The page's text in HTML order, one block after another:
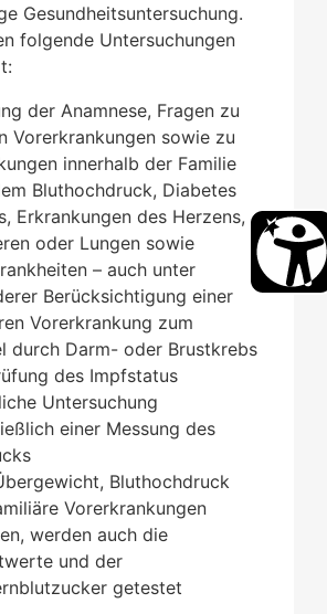
Gesundheitsuntersuchung.
folgende Untersuchungen
der Anamnese, Fragen zu
Vorerkrankungen sowie zu
innerhalb der Familie
Bluthochdruck, Diabetes
Erkrankungen des Herzens,
oder Lungen sowie
– auch unter
Berücksichtigung einer
Vorerkrankung zum
durch Darm- oder Brustkrebs
des Impfstatus
Untersuchung
einer Messung des
Bluthochdruck
Vorerkrankungen
werden auch die
und der
getestet